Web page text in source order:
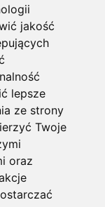
jakość
lepsze
ze strony
Twoje
oraz
połączyć
niż do
0